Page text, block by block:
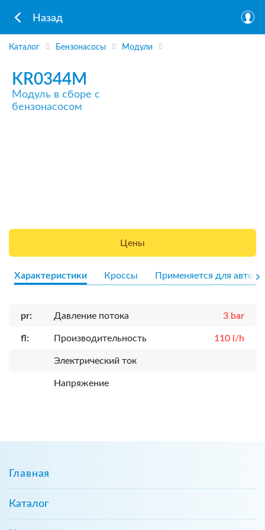
Назад
Каталог Бензонасосы Модули
KR0344M
Модуль в сборе с
бензонасосом
Цены
Характеристики Кроссы Применяется для авто
pr: Давление потока 3 bar
fl: Производительность 110 l/h
Электрический ток
Напряжение
Главная
Каталог